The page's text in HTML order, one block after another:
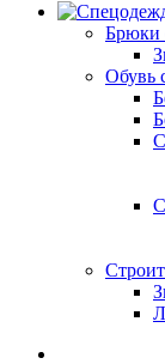
Брюки
Обувь